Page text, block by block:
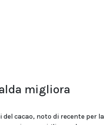
migliora
cacao, noto di recente per la